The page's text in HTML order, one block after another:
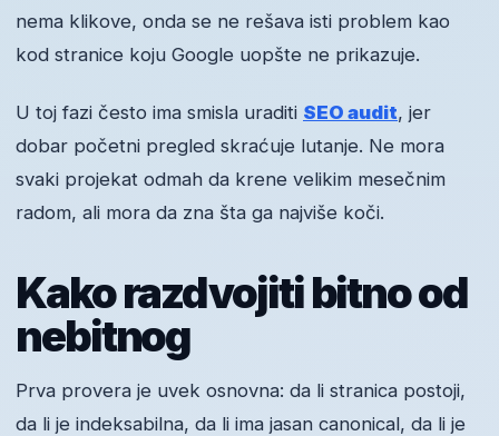
nema klikove, onda se ne rešava isti problem kao
kod stranice koju Google uopšte ne prikazuje.
U toj fazi često ima smisla uraditi SEO audit, jer
dobar početni pregled skraćuje lutanje. Ne mora
svaki projekat odmah da krene velikim mesečnim
radom, ali mora da zna šta ga najviše koči.
Kako razdvojiti bitno od
nebitnog
Prva provera je uvek osnovna: da li stranica postoji,
da li je indeksabilna, da li ima jasan canonical, da li je